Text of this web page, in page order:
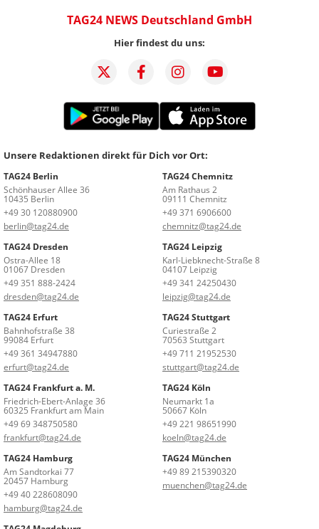
TAG24 NEWS Deutschland GmbH
Hier findest du uns:
Unsere Redaktionen direkt für Dich vor Ort:
TAG24 Berlin
Schönhauser Allee 36
10435 Berlin
+49 30 120880900
berlin@tag24.de
TAG24 Chemnitz
Am Rathaus 2
09111 Chemnitz
+49 371 6906600
chemnitz@tag24.de
TAG24 Dresden
Ostra-Allee 18
01067 Dresden
+49 351 888-2424
dresden@tag24.de
TAG24 Leipzig
Karl-Liebknecht-Straße 8
04107 Leipzig
+49 341 24250430
leipzig@tag24.de
TAG24 Erfurt
Bahnhofstraße 38
99084 Erfurt
+49 361 34947880
erfurt@tag24.de
TAG24 Stuttgart
Curiestraße 2
70563 Stuttgart
+49 711 21952530
stuttgart@tag24.de
TAG24 Frankfurt a. M.
Friedrich-Ebert-Anlage 36
60325 Frankfurt am Main
+49 69 348750580
frankfurt@tag24.de
TAG24 Köln
Neumarkt 1a
50667 Köln
+49 221 98651990
koeln@tag24.de
TAG24 Hamburg
Am Sandtorkai 77
20457 Hamburg
+49 40 228608090
hamburg@tag24.de
TAG24 München
+49 89 215390320
muenchen@tag24.de